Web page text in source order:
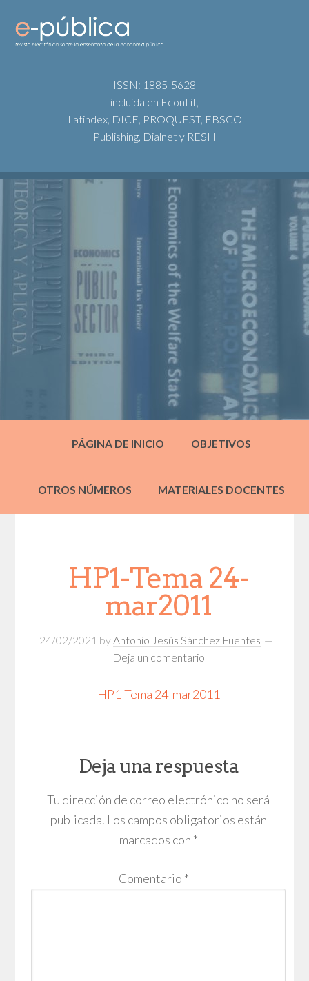
ISSN: 1885-5628
incluida en EconLit,
Latindex, DICE, PROQUEST, EBSCO
Publishing, Dialnet y RESH
PÁGINA DE INICIO OBJETIVOS
OTROS NÚMEROS MATERIALES DOCENTES
HP1-Tema 24-
mar2011
24/02/2021 by Antonio Jesús Sánchez Fuentes
Deja un comentario
HP1-Tema 24-mar2011
Deja una respuesta
Tu dirección de correo electrónico no será
publicada. Los campos obligatorios están
marcados con *
Comentario *